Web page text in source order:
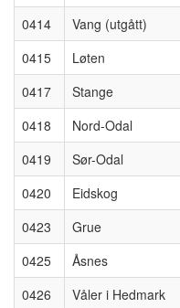
0414
Vang (utgått)
0415
Løten
0417
Stange
0418
Nord-Odal
0419
Sør-Odal
0420
Eidskog
0423
Grue
0425
Åsnes
0426
Våler i Hedmark